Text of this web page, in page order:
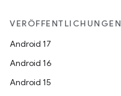
VERÖFFENTLICHUNGEN
Android 17
Android 16
Android 15